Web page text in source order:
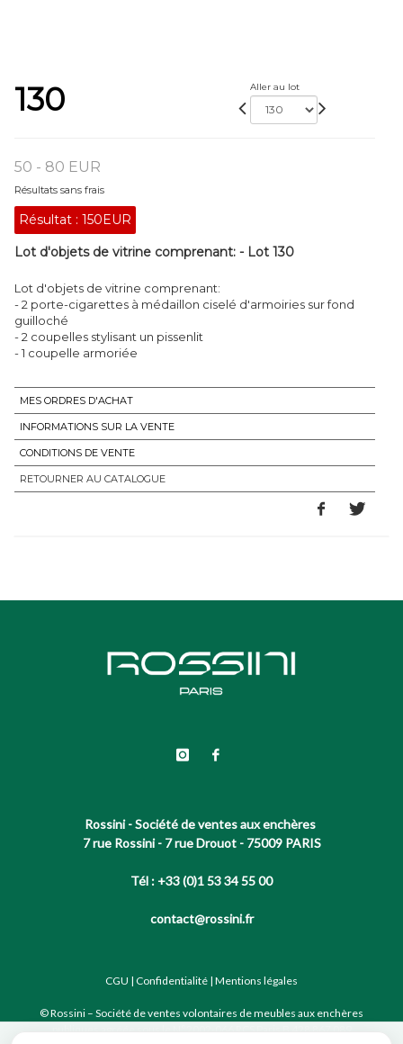
130 Aller au lot
50 - 80 EUR
Résultats sans frais
Résultat : 150EUR
Lot d'objets de vitrine comprenant: - Lot 130
Lot d'objets de vitrine comprenant:
- 2 porte-cigarettes à médaillon ciselé d'armoiries sur fond
guilloché
- 2 coupelles stylisant un pissenlit
- 1 coupelle armoriée
MES ORDRES D'ACHAT
INFORMATIONS SUR LA VENTE
CONDITIONS DE VENTE
RETOURNER AU CATALOGUE
Rossini - Société de ventes aux enchères
7 rue Rossini - 7 rue Drouot - 75009 PARIS
Tél : +33 (0)1 53 34 55 00
contact@rossini.fr
CGU | Confidentialité | Mentions légales
© Rossini – Société de ventes volontaires de meubles aux enchères